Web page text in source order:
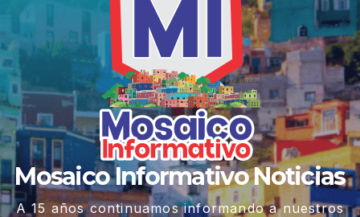
Mosaico Informativo Noticias
A 15 años continuamos informando a nuestros